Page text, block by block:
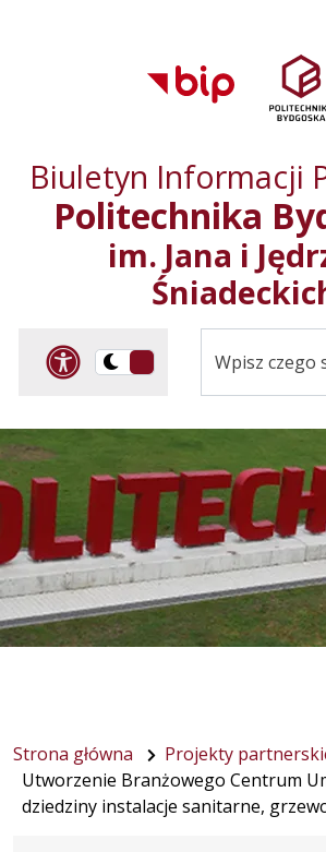
głównego
serwisu
Biuletyn Informacji
Politechnika
im. Jana i
Panel
Przelącz
kontrastowa
Strona główna
Projekty
Utworzenie Branżowego Centrum
dziedziny instalacje sanitarne,